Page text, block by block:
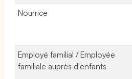
Nourrice
Employé familial / Employée
familiale auprès d'enfants